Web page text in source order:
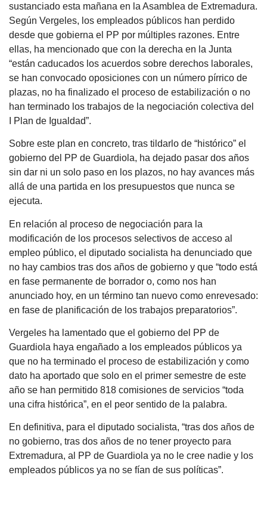
sustanciado esta mañana en la Asamblea de Extremadura.
Según Vergeles, los empleados públicos han perdido
desde que gobierna el PP por múltiples razones. Entre
ellas, ha mencionado que con la derecha en la Junta
“están caducados los acuerdos sobre derechos laborales,
se han convocado oposiciones con un número pírrico de
plazas, no ha finalizado el proceso de estabilización o no
han terminado los trabajos de la negociación colectiva del
I Plan de Igualdad”.
Sobre este plan en concreto, tras tildarlo de “histórico” el
gobierno del PP de Guardiola, ha dejado pasar dos años
sin dar ni un solo paso en los plazos, no hay avances más
allá de una partida en los presupuestos que nunca se
ejecuta.
En relación al proceso de negociación para la
modificación de los procesos selectivos de acceso al
empleo público, el diputado socialista ha denunciado que
no hay cambios tras dos años de gobierno y que “todo está
en fase permanente de borrador o, como nos han
anunciado hoy, en un término tan nuevo como enrevesado:
en fase de planificación de los trabajos preparatorios”.
Vergeles ha lamentado que el gobierno del PP de
Guardiola haya engañado a los empleados públicos ya
que no ha terminado el proceso de estabilización y como
dato ha aportado que solo en el primer semestre de este
año se han permitido 818 comisiones de servicios “toda
una cifra histórica”, en el peor sentido de la palabra.
En definitiva, para el diputado socialista, “tras dos años de
no gobierno, tras dos años de no tener proyecto para
Extremadura, al PP de Guardiola ya no le cree nadie y los
empleados públicos ya no se fían de sus políticas”.